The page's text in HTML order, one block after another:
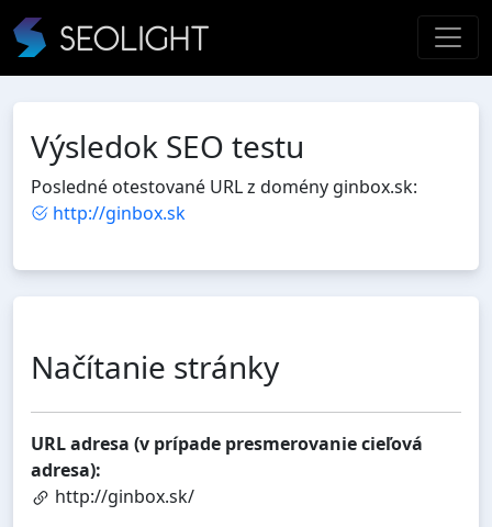
Výsledok SEO testu
Posledné otestované URL z domény ginbox.sk:
http://ginbox.sk
Načítanie stránky
URL adresa (v prípade presmerovanie cieľová
adresa):
http://ginbox.sk/